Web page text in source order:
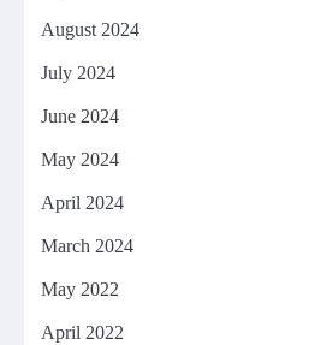
August 2024
July 2024
June 2024
May 2024
April 2024
March 2024
May 2022
April 2022